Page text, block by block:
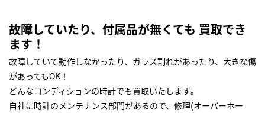
故障していたり、付属品が無くても 買取でき
ます！
故障していて動作しなかったり、ガラス割れがあったり、大きな傷
があってもOK！
どんなコンディションの時計でも買取いたします｡
自社に時計のメンテナンス部門があるので、修理(オーバーホー